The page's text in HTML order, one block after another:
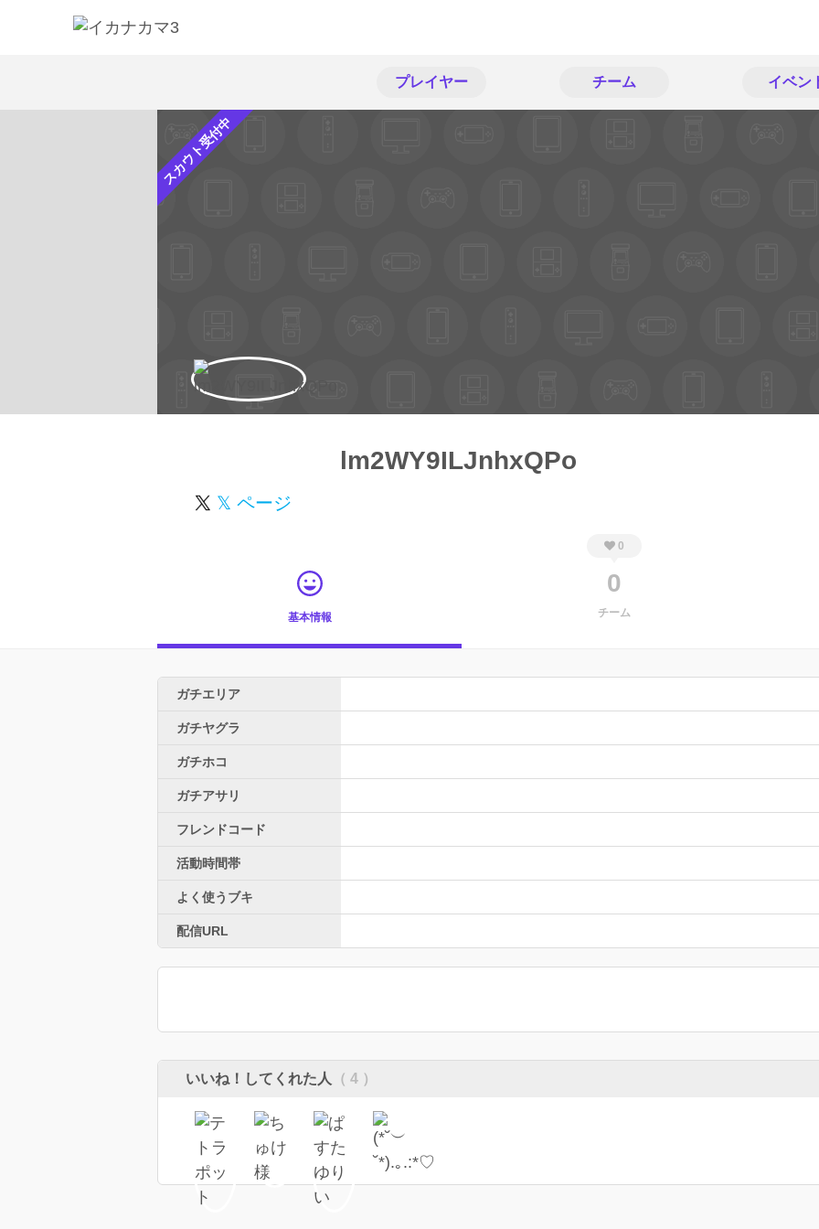
プレイヤー チーム イベン
スカウト受付中
lm2WY9ILJnhxQPo
𝕏 ページ
基本情報
0
0
チーム
ガチエリア
ガチヤグラ
ガチホコ
ガチアサリ
フレンドコード
活動時間帯
よく使うブキ
配信URL
いいね！してくれた人 （ 4 ）